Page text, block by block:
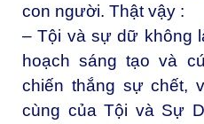
con người. Thật vậy :
– Tội và sự dữ không
hoạch sáng tạo và
chiến thắng sự chết,
cùng của Tội và Sự